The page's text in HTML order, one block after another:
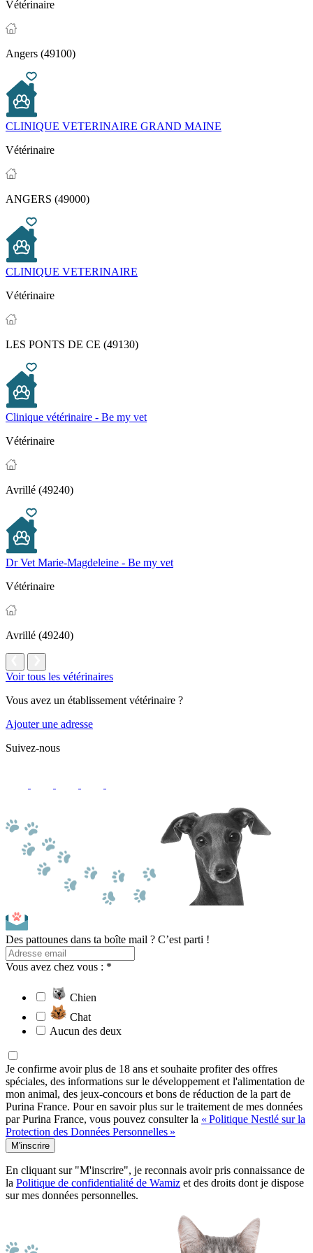
Vétérinaire
Angers (49100)
CLINIQUE VETERINAIRE GRAND MAINE
Vétérinaire
ANGERS (49000)
CLINIQUE VETERINAIRE
Vétérinaire
LES PONTS DE CE (49130)
Clinique vétérinaire - Be my vet
Vétérinaire
Avrillé (49240)
Dr Vet Marie-Magdeleine - Be my vet
Vétérinaire
Avrillé (49240)
Voir tous les vétérinaires
Vous avez un établissement vétérinaire ?
Ajouter une adresse
Suivez-nous
Des pattounes dans ta boîte mail ? C’est parti !
Vous avez chez vous : *
Chien
Chat
Aucun des deux
Je confirme avoir plus de 18 ans et souhaite profiter des offres
spéciales, des informations sur le développement et l'alimentation de
mon animal, des jeux-concours et bons de réduction de la part de
Purina France. Pour en savoir plus sur le traitement de mes données
par Purina France, vous pouvez consulter la « Politique Nestlé sur la
Protection des Données Personnelles »
M'inscrire
En cliquant sur "M'inscrire", je reconnais avoir pris connaissance de
la Politique de confidentialité de Wamiz et des droits dont je dispose
sur mes données personnelles.